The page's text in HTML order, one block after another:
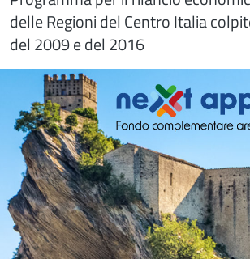
delle Regioni del Centro Italia
del 2009 e del 2016